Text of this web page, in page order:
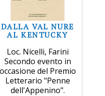
DALLA VAL NURE
AL KENTUCKY
Loc. Nicelli, Farini
Secondo evento in
occasione del Premio
Letterario "Penne
dell'Appenino".